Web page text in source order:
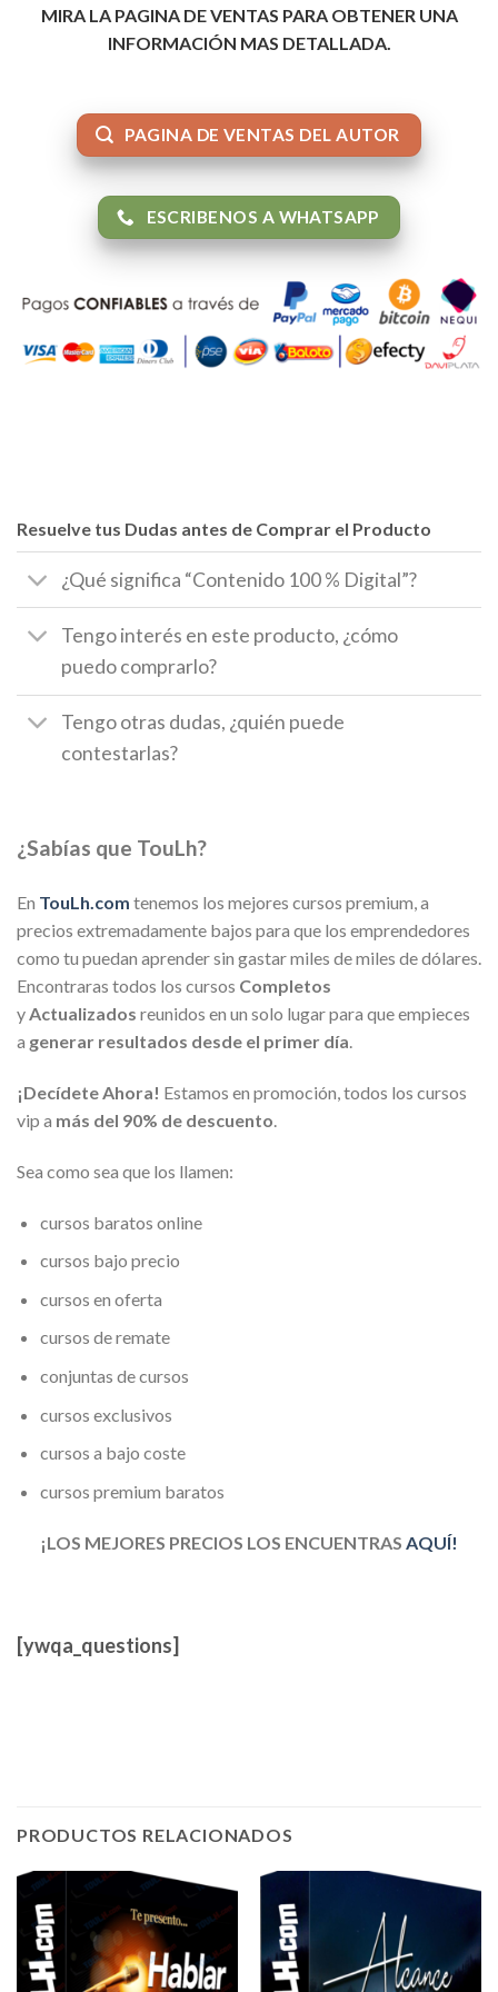
MIRA LA PAGINA DE VENTAS PARA OBTENER UNA
INFORMACIÓN MAS DETALLADA.
PAGINA DE VENTAS DEL AUTOR
ESCRIBENOS A WHATSAPP
Resuelve tus Dudas antes de Comprar el Producto
¿Qué significa “Contenido 100 % Digital”?
Tengo interés en este producto, ¿cómo
puedo comprarlo?
Tengo otras dudas, ¿quién puede
contestarlas?
¿Sabías que TouLh?
En TouLh.com tenemos los mejores cursos premium, a
precios extremadamente bajos para que los emprendedores
como tu puedan aprender sin gastar miles de miles de dólares.
Encontraras todos los cursos Completos
yActualizados reunidos en un solo lugar para que empieces
a generar resultados desde el primer día.
¡Decídete Ahora! Estamos en promoción, todos los cursos
vip a más del 90% de descuento.
Sea como sea que los llamen:
cursos baratos online
cursos bajo precio
cursos en oferta
cursos de remate
conjuntas de cursos
cursos exclusivos
cursos a bajo coste
cursos premium baratos
¡LOS MEJORES PRECIOS LOS ENCUENTRAS AQUÍ!
[ywqa_questions]
PRODUCTOS RELACIONADOS